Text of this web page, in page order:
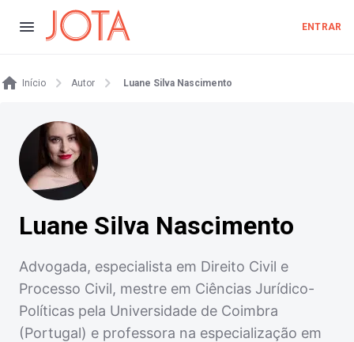
ENTRAR
Início Autor Luane Silva Nascimento
Luane Silva Nascimento
Advogada, especialista em Direito Civil e
Processo Civil, mestre em Ciências Jurídico-
Políticas pela Universidade de Coimbra
(Portugal) e professora na especialização em